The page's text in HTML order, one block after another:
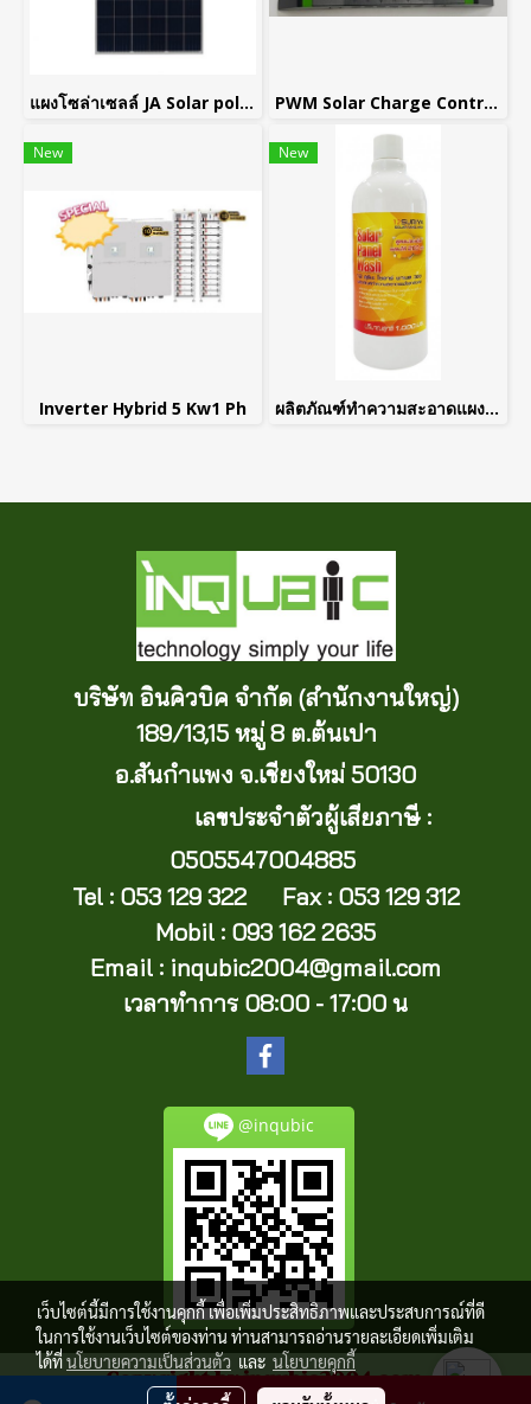
แผงโซล่าเซลล์ JA Solar polycrystalline model JAP7201/SC 330 วัตต์ PWM Solar Charge Controller 30A.
New
Inverter Hybrid 5 Kw1 Ph
New
ผลิตภัณฑ์ทำความสะอาดแผงโซล่าเซลล์ ขนาดบรรจุ 1,000 มล. ยี่ห้อ 12SURIYA
บริษัท อินคิวบิค จำกัด (สำนักงานใหญ่)
189/13,15 หมู่ 8 ต.ต้นเปา
อ.สันกำแพง จ.เชียงใหม่ 50130
เลขประจำตัวผู้เสียภาษี :
0505547004885
Tel : 053 129 322 Fax : 053 129 312
Mobil : 093 162 2635
Email : inqubic2004@gmail.com
เวลาทำการ 08:00 - 17:00 น
@inqubic
Copy right by inqubic2004.com
เว็บไซต์นี้มีการใช้งานคุกกี้ เพื่อเพิ่มประสิทธิภาพและประสบการณ์ที่ดี
ในการใช้งานเว็บไซต์ของท่าน ท่านสามารถอ่านรายละเอียดเพิ่มเติม
ได้ที่นโยบายความเป็นส่วนตัว และ นโยบายคุกกี้